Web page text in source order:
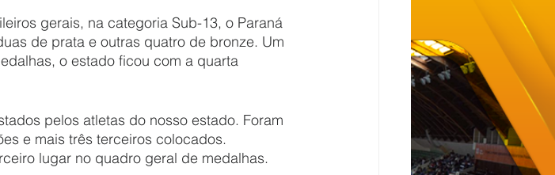
gerais, na categoria Sub-13, o Paraná
de prata e outras quatro de bronze. Um
o estado ficou com a quarta
pelos atletas do nosso estado. Foram
e mais três terceiros colocados.
lugar no quadro geral de medalhas.